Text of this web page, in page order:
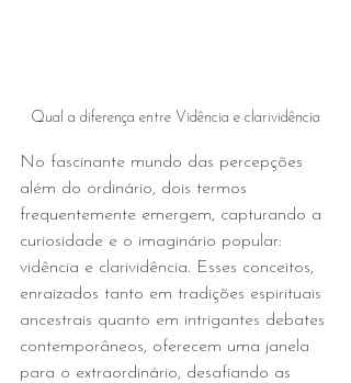
Qual a diferença entre Vidência e clarividência
No fascinante mundo das percepções
além do ordinário, dois termos
frequentemente emergem, capturando a
curiosidade e o imaginário popular:
vidência e clarividência. Esses conceitos,
enraizados tanto em tradições espirituais
ancestrais quanto em intrigantes debates
contemporâneos, oferecem uma janela
para o extraordinário, desafiando as